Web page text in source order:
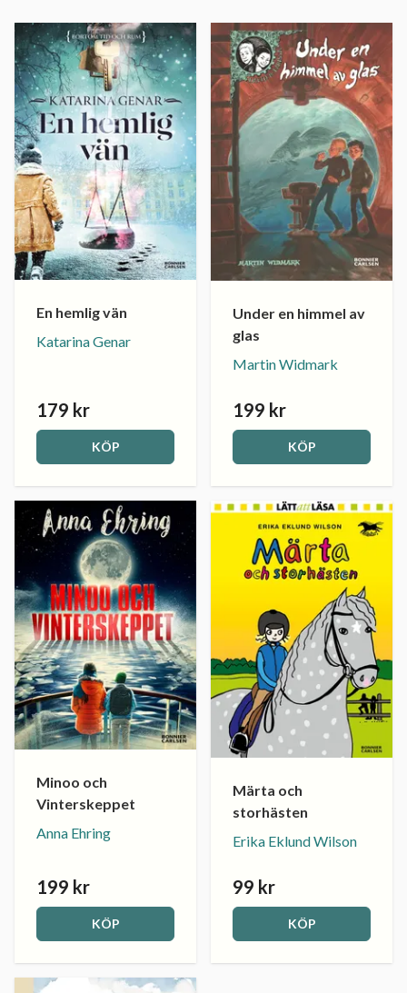
En hemlig vän
Katarina Genar
179 kr
KÖP
Under en himmel av
glas
Martin Widmark
199 kr
KÖP
Minoo och
Vinterskeppet
Anna Ehring
199 kr
KÖP
Märta och
storhästen
Erika Eklund Wilson
99 kr
KÖP